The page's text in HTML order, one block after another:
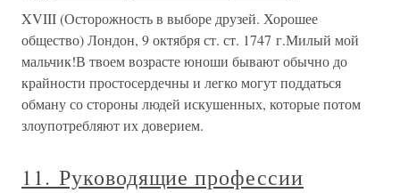
XVIII (Осторожность в выборе друзей. Хорошее
общество) Лондон, 9 октября ст. ст. 1747 г.Милый мой
мальчик!В твоем возрасте юноши бывают обычно до
крайности простосердечны и легко могут поддаться
обману со стороны людей искушенных, которые потом
злоупотребляют их доверием.
11. Руководящие профессии